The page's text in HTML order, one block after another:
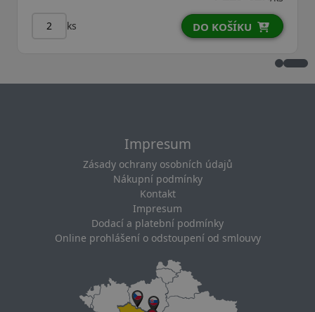
ks DO KOŠÍKU
Impresum
Zásady ochrany osobních údajů
Nákupní podmínky
Kontakt
Impresum
Dodací a platební podmínky
Online prohlášení o odstoupení od smlouvy